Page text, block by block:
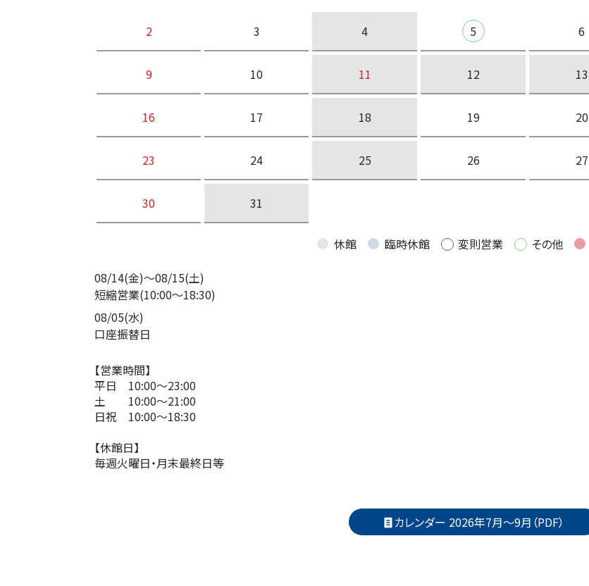
2 3 4 5 6
9 10 11 12 13
16 17 18 19 20
23 24 25 26 27
30 31
休館 臨時休館 変則営業 その他
短縮営業(10:00～18:30)
08/14(金)～08/15(土)
口座振替日
08/05(水)
【営業時間】
平日 10:00～23:00
土 10:00～21:00
日祝 10:00～18:30
【休館日】
毎週火曜日・月末最終日等
カレンダー 2026年7月～9月（PDF）